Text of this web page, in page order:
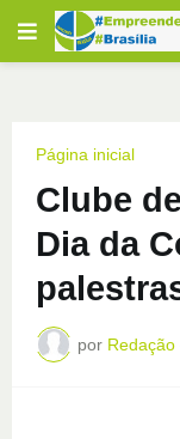
Página inicial
Clube
Dia da
por Redação